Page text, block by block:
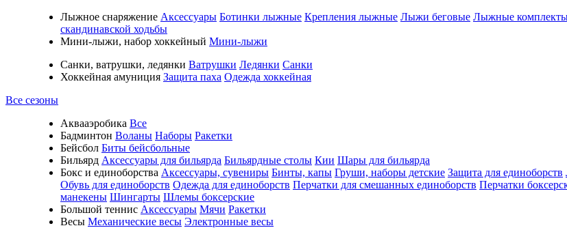
Лыжное снаряжение Аксессуары Ботинки лыжные Крепления лыжные Лыжи беговые Лыжные
скандинавской ходьбы
Мини-лыжи, набор хоккейный Мини-лыжи
Санки, ватрушки, ледянки Ватрушки Ледянки Санки
Хоккейная амуниция Защита паха Одежда хоккейная
Все сезоны
Аквааэробика Все
Бадминтон Воланы Наборы Ракетки
Бейсбол Биты бейсбольные
Бильярд Аксессуары для бильярда Бильярдные столы Кии Шары для бильярда
Бокс и единоборства Аксессуары, сувениры Бинты, капы Груши, наборы детские Защита для единоборств
Обувь для единоборств Одежда для единоборств Перчатки для смешанных единоборств Перчатки
манекены Шингарты Шлемы боксерские
Большой теннис Аксессуары Мячи Ракетки
Весы Механические весы Электронные весы